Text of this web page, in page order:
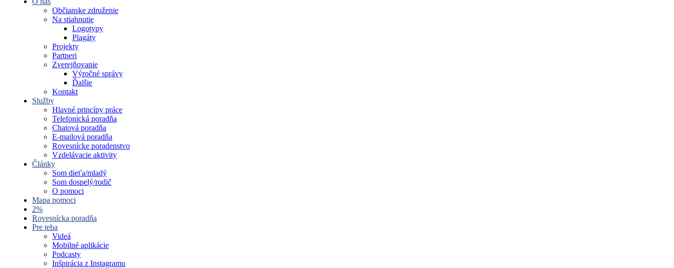
Občianske združenie
Na stiahnutie
Logotypy
Plagáty
Projekty
Partneri
Zverejňovanie
Výročné správy
Ďalšie
Kontakt
Služby
Hlavné princípy práce
Telefonická poradňa
Chatová poradňa
E-mailová poradňa
Rovesnícke poradenstvo
Vzdelávacie aktivity
Články
Som dieťa/mladý
Som dospelý/rodič
O pomoci
Mapa pomoci
2%
Rovesnícka poradňa
Pre teba
Videá
Mobilné aplikácie
Podcasty
Inšpirácia z Instagramu